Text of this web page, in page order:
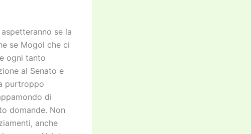
se la
se Mogol che ci
ogni tanto
al Senato e
purtroppo
di
domande. Non
anche